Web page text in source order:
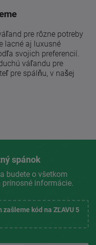
pre rôzne potreby
lacné aj luxusné
svojich preferencií.
váľandu pre
pre spálňu, v našej
spánok
budete o všetkom
informácie.
kód na ZĽAVU 5